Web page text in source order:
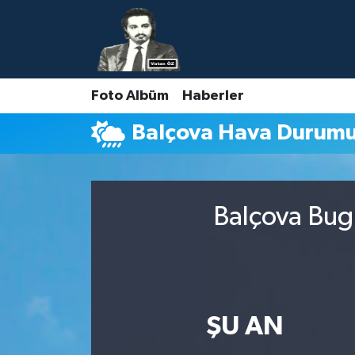
Foto Albüm Haberler
Balçova Hava
Balçova
ŞU AN
Nöbetçi Eczaneler
Hava Durumu
Namaz Vakitleri
Trafik Durumu
Süper Lig Puan Durumu ve Fikstür